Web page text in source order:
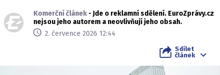
Komerční článek - Jde o reklamní sdělení. EuroZprávy.cz
nejsou jeho autorem a neovlivňují jeho obsah.
2. července 2026 12:44
Sdílet
článek